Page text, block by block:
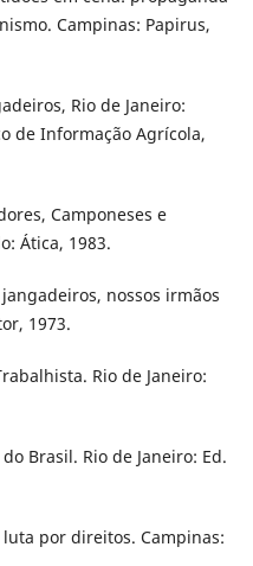
Campinas: Papirus,
Rio de Janeiro:
de Informação Agrícola,
Camponeses e
Ática, 1983.
nossos irmãos
1973.
Rio de Janeiro:
Brasil. Rio de Janeiro: Ed.
luta por direitos. Campinas: